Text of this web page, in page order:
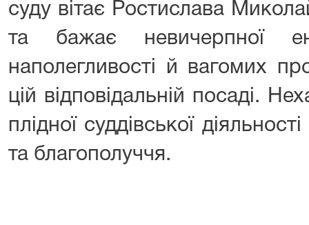
суду вітає Ростислава
та бажає невичерпної
наполегливості й вагомих
цій відповідальній посаді.
плідної суддівської
та благополуччя.